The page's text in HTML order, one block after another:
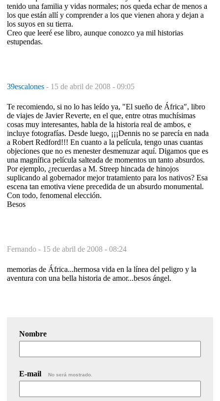
tenido una familia y vidas normales; nos queda echar de menos a
los que están allí y comprender a los que vienen ahora y dejan a
los suyos en su tierra.
Creo que leeré ese libro, aunque conozco ya mil historias
estupendas.
39escalones - 15 de abril de 2008 - 09:05
Te recomiendo, si no lo has leído ya, "El sueño de África", libro
de viajes de Javier Reverte, en el que, entre otras muchísimas
cosas muy interesantes, habla de la historia real de ambos, e
incluye fotografías. Desde luego, ¡¡¡Dennis no se parecía en nada
a Robert Redford!!! En cuanto a la película, tengo unas cuantas
objeciones que no es menester desmenuzar aquí. Digamos que es
una magnífica película salteada de momentos un tanto absurdos.
Por ejemplo, ¿recuerdas a M. Streep hincada de hinojos
suplicando al gobernador mejor tratamiento para los nativos? Esa
escena tan emotiva viene precedida de un absurdo monumental.
Con todo, fenomenal elección.
Besos
Fernando - 15 de abril de 2008 - 08:24
memorias de África...hermosa vida en la línea del peligro y la
aventura con una bella historia de amor...besos ángel.
Nombre
E-mail No será mostrado.